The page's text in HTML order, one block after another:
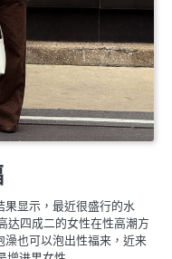
果显示，最近很盛行的水
达四成二的女性在性高潮方
澡也可以泡出性福来，近来